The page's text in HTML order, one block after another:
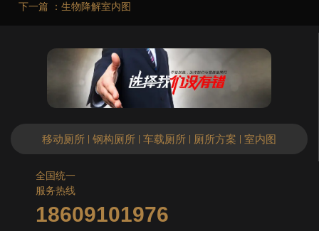
下一篇 ： 生物降解室内图
移动厕所 | 钢构厕所 | 车载厕所 | 厕所方案 | 室内图
全国统一
服务热线
18609101976